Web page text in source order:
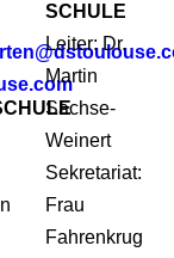
SCHULE
Leiter: Dr.
Martin
Sachse-
Weinert
Sekretariat:
Frau
Fahrenkrug